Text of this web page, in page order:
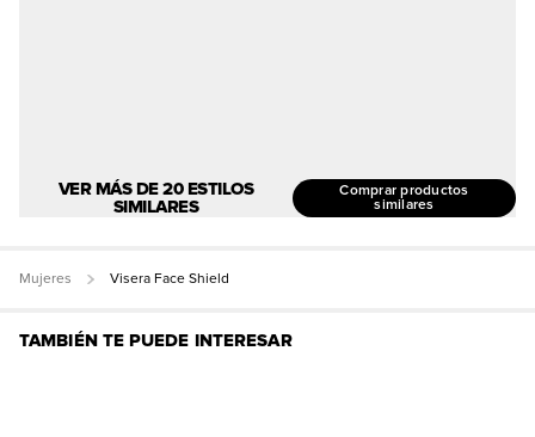
VER MÁS DE 20 ESTILOS
SIMILARES
Comprar productos
similares
Mujeres Visera Face Shield
TAMBIÉN TE PUEDE INTERESAR